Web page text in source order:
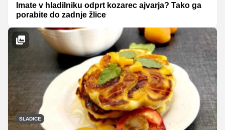
Imate v hladilniku odprt kozarec ajvarja? Tako ga
porabite do zadnje žlice
SLADICE